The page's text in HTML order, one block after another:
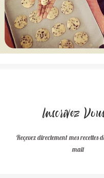
Inscrivez
Reçevez directement mes recettes
mail